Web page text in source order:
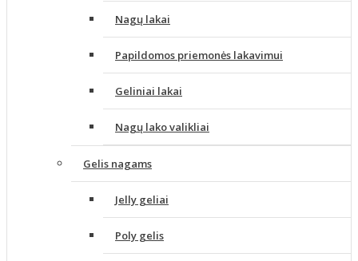
Nagų lakai
Papildomos priemonės lakavimui
Geliniai lakai
Nagų lako valikliai
Gelis nagams
Jelly geliai
Poly gelis